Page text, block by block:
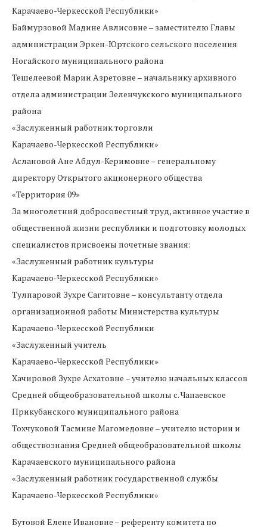
Карачаево-Черкесской Республики»
Баймурзовой Мадине Авлисовне – заместителю Главы
администрации Эркен-Юртского сельского поселения
Ногайского муниципального района
Тешелеевой Марии Азретовне – начальнику архивного
отдела администрации Зеленчукского муниципального
района
«Заслуженный работник торговли
Карачаево-Черкесской Республики»
Аслановой Ане Абдул-Керимовне – генеральному
директору Открытого акционерного общества
«Территория 09»
За многолетний добросовестный труд, активное участие в
общественной жизни республики и подготовку молодых
специалистов присвоены почетные звания:
«Заслуженный работник культуры
Карачаево-Черкесской Республики»
Тулпаровой Зухре Сагитовне – консультанту отдела
организационной работы Министерства культуры
Карачаево-Черкесской Республики
«Заслуженный учитель
Карачаево-Черкесской Республики»
Хачировой Зухре Асхатовне – учителю начальных классов
Средней общеобразовательной школы с. Чапаевское
Прикубанского муниципального района
Тохчуковой Тасмине Магомедовне – учителю истории и
обществознания Средней общеобразовательной школы
Карачаевского муниципального района
«Заслуженный работник государственной службы
Карачаево-Черкесской Республики»
Бутовой Елене Ивановне – референту комитета по